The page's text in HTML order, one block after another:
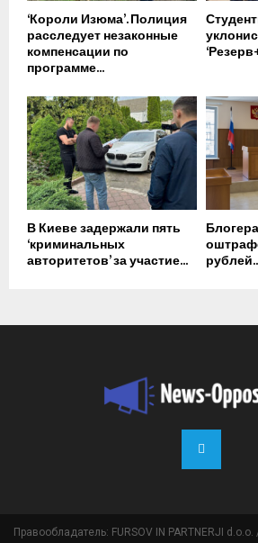
‘Короли Изюма’. Полиция
расследует незаконные
компенсации по
программе...
В Киеве задержали пять
‘криминальных
авторитетов’ за участие...
Правообладатель: FURSOV IN PARTNERJI